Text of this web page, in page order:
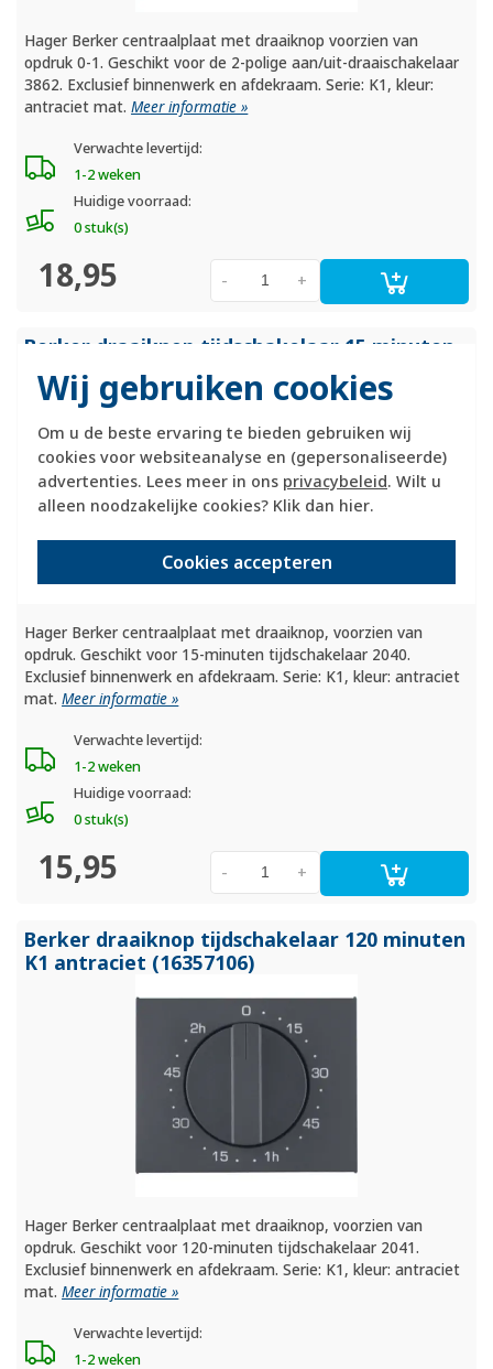
Wij gebruiken cookies
Om u de beste ervaring te bieden gebruiken wij
cookies voor websiteanalyse en (gepersonaliseerde)
advertenties. Lees meer in ons privacybeleid. Wilt u
alleen noodzakelijke cookies? Klik dan hier.
Cookies accepteren
Hager Berker centraalplaat met draaiknop voorzien van
opdruk 0-1. Geschikt voor de 2-polige aan/uit-draaischakelaar
3862. Exclusief binnenwerk en afdekraam. Serie: K1, kleur:
antraciet mat.Meer informatie »
Verwachte levertijd:
1-2 weken
Huidige voorraad:
0 stuk(s)
18,95 +
-
Berker draaiknop tijdschakelaar 15 minuten
K1 antraciet (16347106)
Hager Berker centraalplaat met draaiknop, voorzien van
opdruk. Geschikt voor 15-minuten tijdschakelaar 2040.
Exclusief binnenwerk en afdekraam. Serie: K1, kleur: antraciet
mat.Meer informatie »
Verwachte levertijd:
1-2 weken
Huidige voorraad:
0 stuk(s)
15,95 +
-
Berker draaiknop tijdschakelaar 120 minuten
K1 antraciet (16357106)
Hager Berker centraalplaat met draaiknop, voorzien van
opdruk. Geschikt voor 120-minuten tijdschakelaar 2041.
Exclusief binnenwerk en afdekraam. Serie: K1, kleur: antraciet
mat.Meer informatie »
Verwachte levertijd:
1-2 weken